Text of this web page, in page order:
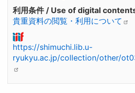
利用条件 / Use of digital
貴重資料の閲覧・利用について
https://shimuchi.lib.u-
ryukyu.ac.jp/collection/other/